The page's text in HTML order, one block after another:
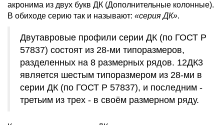
акронима из двух букв ДК (Дополнительные колонные).
В обиходе серию так и называют: «серия ДК».
Двутавровые профили серии ДК (по ГОСТ Р
57837) состоят из 28-ми типоразмеров,
разделенных на 8 размерных рядов. 12ДК3
является шестым типоразмером из 28-ми в
серии ДК (по ГОСТ Р 57837), и последним -
третьим из трех - в своём размерном ряду.